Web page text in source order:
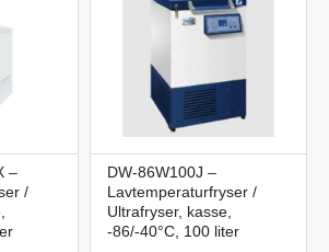
–
/
DW-86W100J –
Lavtemperaturfryser /
Ultrafryser, kasse,
-86/-40°C, 100 liter